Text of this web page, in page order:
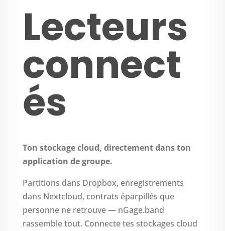
Lecteurs
connect
és
Ton stockage cloud, directement dans ton
application de groupe.
Partitions dans Dropbox, enregistrements
dans Nextcloud, contrats éparpillés que
personne ne retrouve — nGage.band
rassemble tout. Connecte tes stockages cloud